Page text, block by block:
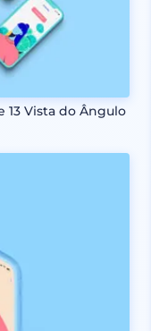
13 Vista do Ângulo